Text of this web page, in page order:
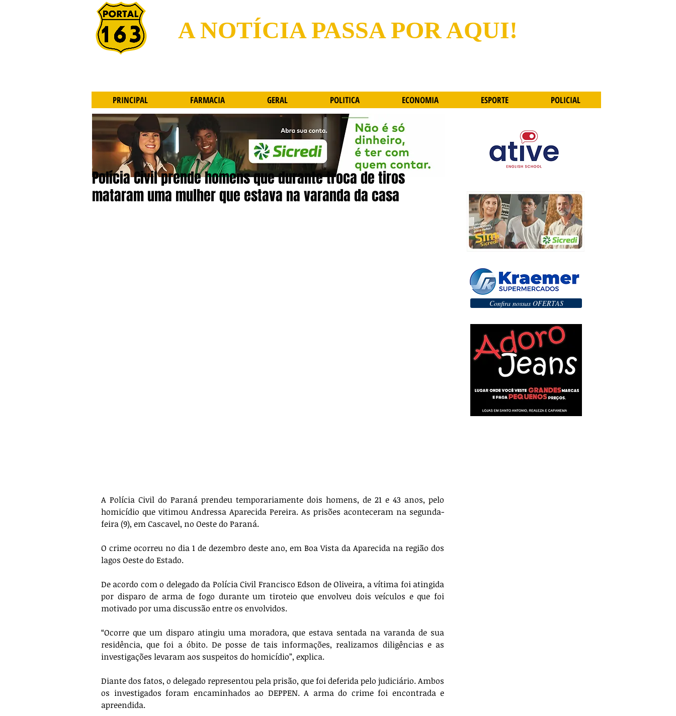
A NOTÍCIA PASSA POR AQUI!
Polícia Civil prende homens que durante troca de tiros
mataram uma mulher que estava na varanda da casa
A Polícia Civil do Paraná prendeu temporariamente dois homens, de 21 e 43 anos, pelo
homicídio que vitimou Andressa Aparecida Pereira. As prisões aconteceram na segunda-
feira (9), em Cascavel, no Oeste do Paraná.
O crime ocorreu no dia 1 de dezembro deste ano, em Boa Vista da Aparecida na região dos
lagos Oeste do Estado.
De acordo com o delegado da Polícia Civil Francisco Edson de Oliveira, a vítima foi atingida
por disparo de arma de fogo durante um tiroteio que envolveu dois veículos e que foi
motivado por uma discussão entre os envolvidos.
“Ocorre que um disparo atingiu uma moradora, que estava sentada na varanda de sua
residência, que foi a óbito. De posse de tais informações, realizamos diligências e as
investigações levaram aos suspeitos do homicídio”, explica.
Diante dos fatos, o delegado representou pela prisão, que foi deferida pelo judiciário. Ambos
os investigados foram encaminhados ao DEPPEN. A arma do crime foi encontrada e
apreendida.
Confira nossas OFERTAS
PRINCIPAL FARMACIA GERAL POLITICA ECONOMIA ESPORTE POLICIAL